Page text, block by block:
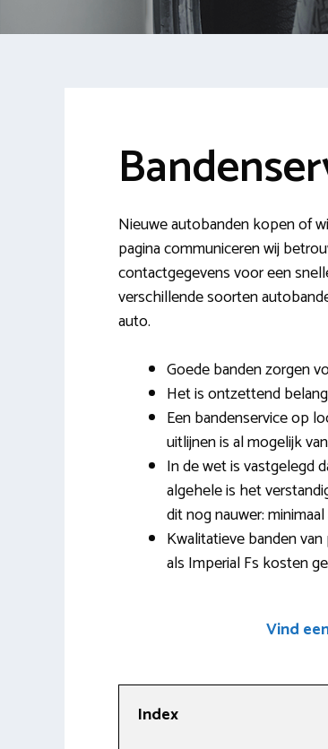
Nieuwe autobanden kopen of
pagina communiceren wij
contactgegevens voor een
verschillende soorten
auto.
Goede banden zorgen
Het is ontzettend
Een bandenservice op
uitlijnen is al mogelijk
In de wet is vastgelegd
algehele is het
dit nog nauwer:
Kwalitatieve banden
als Imperial Fs kosten
Vind
Index